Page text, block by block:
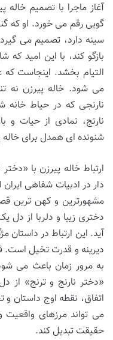
آغاز ماجرا با تصمیم خاله
گویی رقم می خورد. او که
سینه دارد، تصمیم می
بازگو کند، با این امید که
التیام بخشد. اینجاست که
می شود. خاله پیرزن نه
نارنجی که در حیاط
نارنج، نمادی از حیات و
شنونده ای همدل برای
ارتباط خاله پیرزن با
دار در ادبیات شفاهی
مشهورترین و کهن ترین
دختری زیبا و دلربا از دل
آید. این ارتباط در داستان
دیرینه و قدرت تخیل است.
به مرور زمان باعث می
«دختر نارنج و ترنج» از
اتفاق، نقطه اوج داستان
می تواند مرزهای واقعیت
حقیقت تبدیل کند.